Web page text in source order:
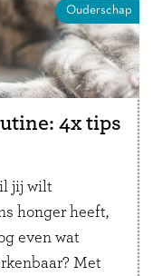
Ouderschap
4x tips
jij wilt
honger heeft,
even wat
Met